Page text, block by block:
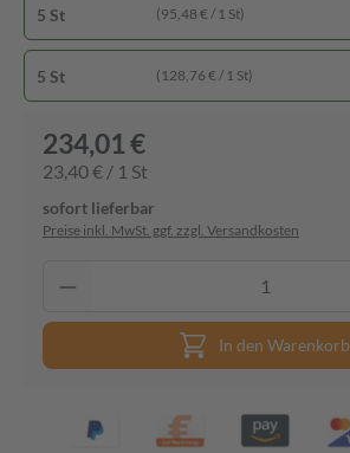
5 St (95,48 € / 1 St)
5 St (128,76 € / 1 St)
234,01 €
23,40 € / 1 St
sofort lieferbar
Preise inkl. MwSt. ggf. zzgl. Versandkosten
In den Warenkorb